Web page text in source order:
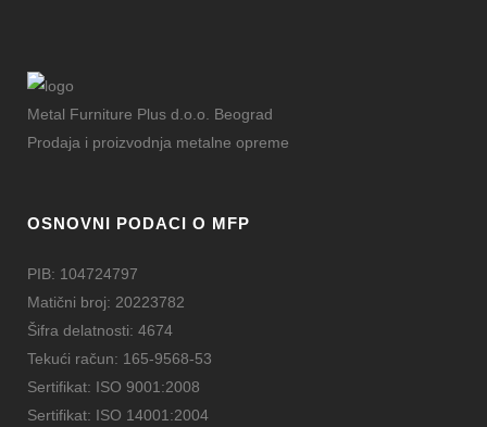
Metal Furniture Plus d.o.o. Beograd
Prodaja i proizvodnja metalne opreme
OSNOVNI PODACI O MFP
PIB: 104724797
Matični broj: 20223782
Šifra delatnosti: 4674
Tekući račun: 165-9568-53
Sertifikat: ISO 9001:2008
Sertifikat: ISO 14001:2004